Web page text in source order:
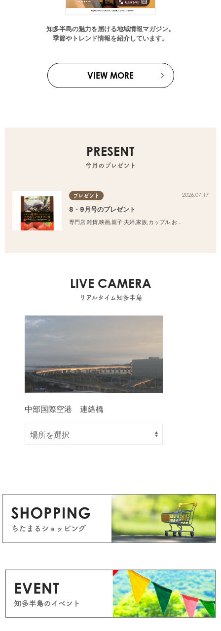
知多半島の魅力を届ける地域情報マガジン。
季節やトレンド情報を紹介しています。
VIEW MORE
PRESENT
今月のプレゼント
プレゼント 2026.07.17
8・9月号のプレゼント
専門店 雑貨 映画 親子 夫婦 家族 カップル おひとりさま
LIVE CAMERA
リアルタイム知多半島
中部国際空港 連絡橋